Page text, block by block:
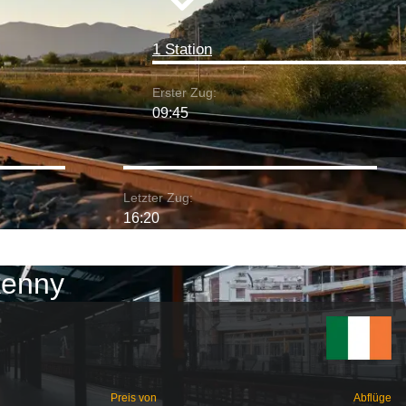
1 Station
Erster Zug:
09:45
Letzter Zug:
16:20
Preis von Abflüge